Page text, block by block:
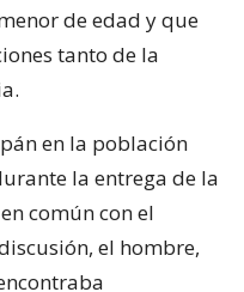
de edad y que
tanto de la
en la población
la entrega de la
común con el
el hombre,